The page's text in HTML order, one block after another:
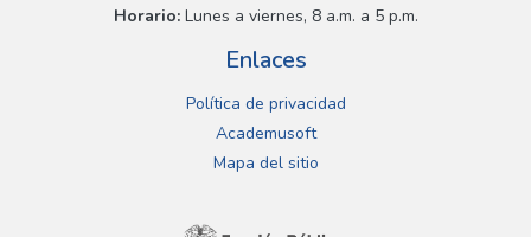
Horario:Lunes a viernes, 8 a.m. a 5 p.m.
Enlaces
Política de privacidad
Academusoft
Mapa del sitio